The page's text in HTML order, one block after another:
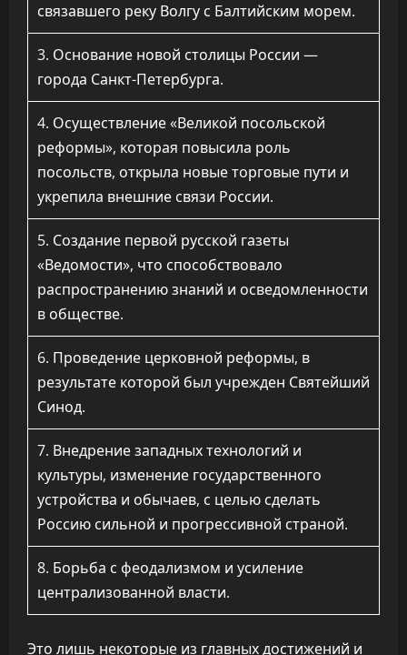
связавшего реку Волгу с Балтийским морем.
3. Основание новой столицы России —
города Санкт-Петербурга.
4. Осуществление «Великой посольской
реформы», которая повысила роль
посольств, открыла новые торговые пути и
укрепила внешние связи России.
5. Создание первой русской газеты
«Ведомости», что способствовало
распространению знаний и осведомленности
в обществе.
6. Проведение церковной реформы, в
результате которой был учрежден Святейший
Синод.
7. Внедрение западных технологий и
культуры, изменение государственного
устройства и обычаев, с целью сделать
Россию сильной и прогрессивной страной.
8. Борьба с феодализмом и усиление
централизованной власти.
Это лишь некоторые из главных достижений и